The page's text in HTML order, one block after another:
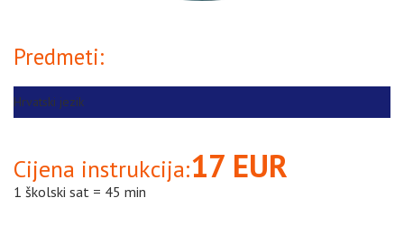
Predmeti:
Hrvatski jezik
Cijena instrukcija:17 EUR
1 školski sat = 45 min